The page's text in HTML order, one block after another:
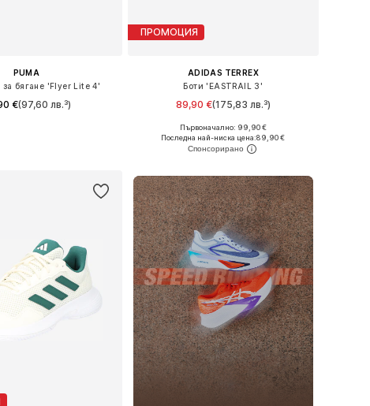
PUMA
бягане 'Flyer Lite 4'
€(97,60 лв.³)
ПРОМОЦИЯ
ADIDAS TERREX
Боти 'EASTRAIL 3'
89,90 €(175,83 лв.³)
Предлага се в много размери
Добави в кошницата
Първоначално: 99,90 €
Последна най-ниска цена:89,90 €